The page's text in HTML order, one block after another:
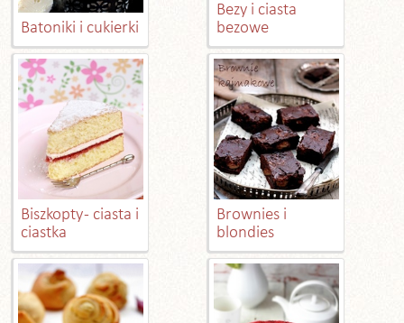
Batoniki i cukierki
Bezy i ciasta
bezowe
Biszkopty - ciasta i
ciastka
Brownies i
blondies